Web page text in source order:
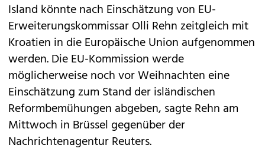
Island könnte nach Einschätzung von EU-
Erweiterungskommissar Olli Rehn zeitgleich mit
Kroatien in die Europäische Union aufgenommen
werden. Die EU-Kommission werde
möglicherweise noch vor Weihnachten eine
Einschätzung zum Stand der isländischen
Reformbemühungen abgeben, sagte Rehn am
Mittwoch in Brüssel gegenüber der
Nachrichtenagentur Reuters.